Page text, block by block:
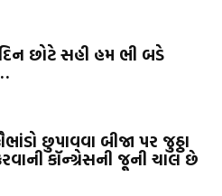
છોટે સહી હમ ભી બડે
છુપાવવા બીજા પર જુઠ્ઠા
કૉન્ગ્રેસની જૂની ચાલ છે